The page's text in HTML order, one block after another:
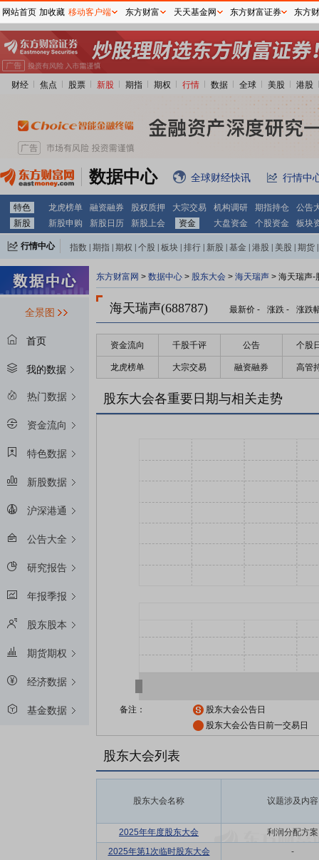
财经 焦点 股票 新股 期指 期权 行情 数据 全球 美股 港股
数据中心 全球财经快讯 行情中
特色 龙虎榜单 融资融券 股权质押 大宗交易 机构调研 期指持仓
公告
新股
新股申购 新股日历 新股上会 资金 大盘资金 个股资金 板块
行情中心 指数 期指 期权 个股 板块 排行 新股 基金 港股 美股 期货
全景图
首页
我的数据
热门数据
资金流向
特色数据
新股数据
沪深港通
公告大全
研究报告
年报季报
股东股本
期货期权
经济数据
基金数据
东方财富网 > 数据中心 > 股东大会 > 海天瑞声 > 海天瑞声-
海天瑞声(688787) 最新价 - 涨跌 - 涨跌
资金流向 千股千评 公告 个股
龙虎榜单 大宗交易 融资融券 高管
股东大会各重要日期与相关走势
备注：
股东大会公告日
股东大会公告日前一交易日
股东大会列表
股东大会名称 议题涉及内容
2025年年度股东大会
利润分配方案
2025年第1次临时股东大会
-
网站首页 加收藏 移动客户端 东方财富 天天基金网 东方财富证券 东方